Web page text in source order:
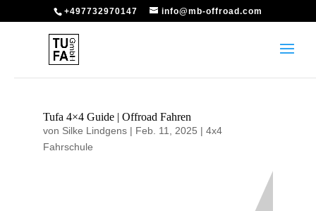
+497732970147 info@mb-offroad.com
Tufa 4×4 Guide | Offroad Fahren
von Silke Lindgens| Feb. 11, 2025 | 4x4
Fahrschule